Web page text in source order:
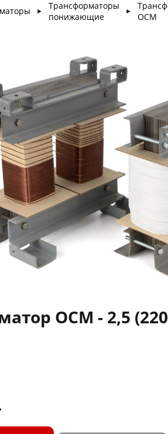
►
Трансформаторы
понижающие
►
ОСМ
ОСМ - 2,5